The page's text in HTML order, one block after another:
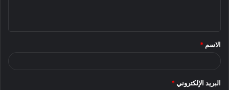
*
الاسم *
البريد الإلكتروني *